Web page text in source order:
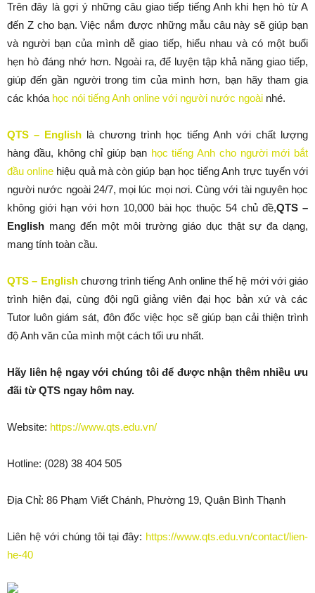
Trên đây là gợi ý những câu giao tiếp tiếng Anh khi hẹn hò từ A
đến Z cho bạn. Việc nắm được những mẫu câu này sẽ giúp bạn
và người bạn của mình dễ giao tiếp, hiểu nhau và có một buổi
hẹn hò đáng nhớ hơn. Ngoài ra, để luyện tập khả năng giao tiếp,
giúp đến gần người trong tim của mình hơn, bạn hãy tham gia
các khóa học nói tiếng Anh online với người nước ngoài nhé.
QTS – Englishlà chương trình học tiếng Anh với chất lượng
hàng đầu, không chỉ giúp bạn học tiếng Anh cho người mới bắt
đầu online hiệu quả mà còn giúp bạn học tiếng Anh trực tuyến với
người nước ngoài 24/7, mọi lúc mọi nơi. Cùng với tài nguyên học
không giới hạn với hơn 10,000 bài học thuộc 54 chủ đề,QTS –
English mang đến một môi trường giáo dục thật sự đa dạng,
mang tính toàn cầu.
QTS – Englishchương trình tiếng Anh online thế hệ mới với giáo
trình hiện đại, cùng đội ngũ giảng viên đại học bản xứ và các
Tutor luôn giám sát, đôn đốc việc học sẽ giúp bạn cải thiện trình
độ Anh văn của mình một cách tối ưu nhất.
Hãy liên hệ ngay với chúng tôi để được nhận thêm nhiều ưu
đãi từ QTS ngay hôm nay.
Website: https://www.qts.edu.vn/
Hotline: (028) 38 404 505
Địa Chỉ: 86 Phạm Viết Chánh, Phường 19, Quận Bình Thạnh
Liên hệ với chúng tôi tại đây: https://www.qts.edu.vn/contact/lien-
he-40